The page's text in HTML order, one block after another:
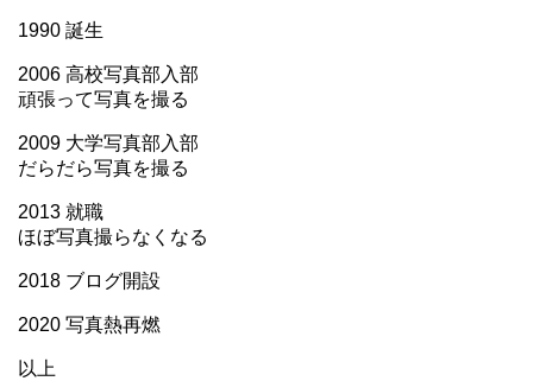
1990 誕生
2006 高校写真部入部
頑張って写真を撮る
2009 大学写真部入部
だらだら写真を撮る
2013 就職
ほぼ写真撮らなくなる
2018 ブログ開設
2020 写真熱再燃
以上